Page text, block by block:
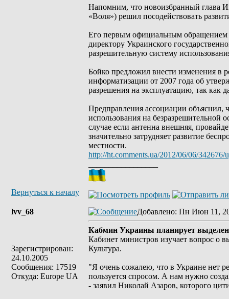
Напомним, что новоизбранный глава
«Воля») решил посодействовать
Его первым официальным обращением
директору Украинского
разрешительную систему
Бойко предложил внести изменения в
информатизации от 2007 года об
разрешения на эксплуатацию, так как
Предправления ассоциации объяснил,
использования на безразрешительной
случае если антенна внешняя,
значительно затрудняет развитие
местности.
http://ht.comments.ua/2012/06/06/342676/
Вернуться к началу
lvv_68
Зарегистрирован:
24.10.2005
Сообщения: 17519
Откуда: Europe UA
Добавлено: Пн Июн 11,
Кабмин Украины планирует
Кабинет министров изучает вопрос о
Культура.
"Я очень сожалею, что в Украине нет
пользуется спросом. А нам нужно
- заявил Николай Азаров, которого